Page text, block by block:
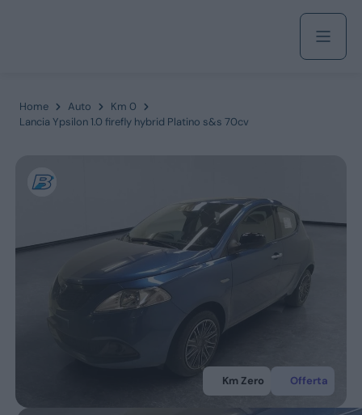
Servizi
Fiat
Jeep
Alfa Romeo
Home Auto
Km 0
Lancia Ypsilon 1.0 firefly hybrid Platino s&s 70cv
Km Zero Offerta